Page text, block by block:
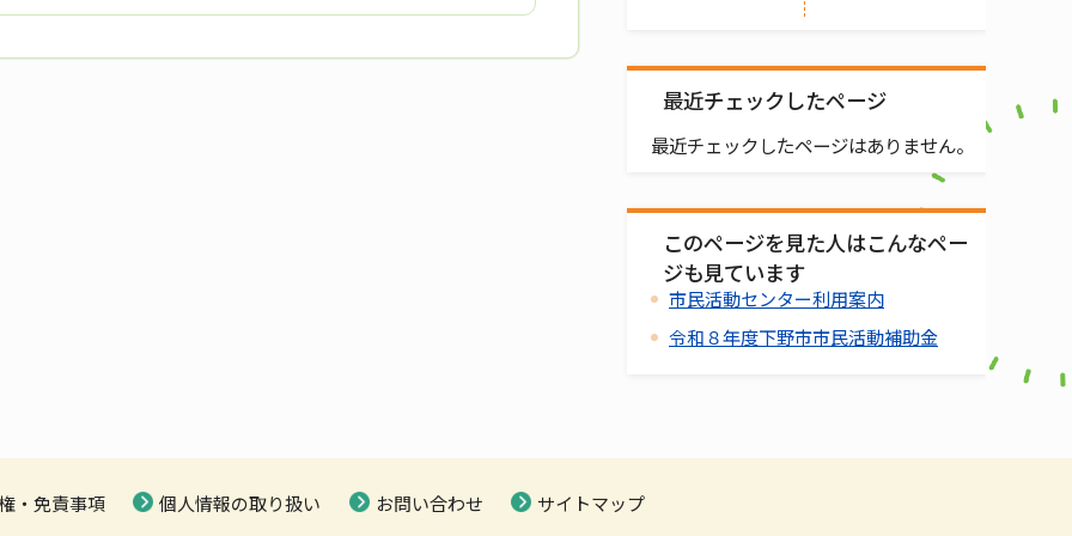
最近チェックしたページ
最近チェックしたページはありません。
このページを見た人はこんなペー
ジも見ています
市民活動センター利用案内
令和８年度下野市市民活動補助金
・免責事項 個人情報の取り扱い お問い合わせ サイトマップ